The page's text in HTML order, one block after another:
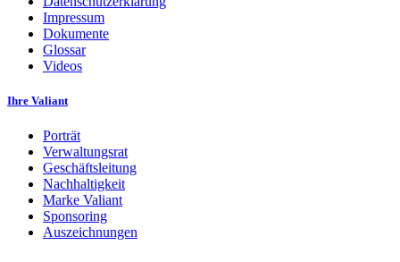
Impressum
Dokumente
Glossar
Videos
Ihre Valiant
Porträt
Verwaltungsrat
Geschäftsleitung
Nachhaltigkeit
Marke Valiant
Sponsoring
Auszeichnungen